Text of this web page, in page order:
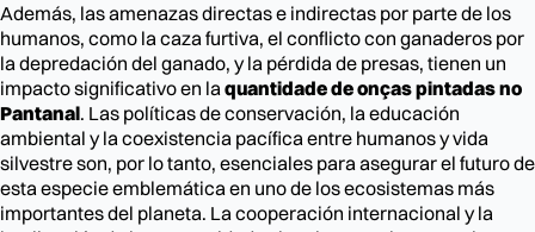
Además, las amenazas directas e indirectas por parte de los
humanos, como la caza furtiva, el conflicto con ganaderos por
la depredación del ganado, y la pérdida de presas, tienen un
impacto significativo en laquantidade de onças pintadas no
Pantanal. Las políticas de conservación, la educación
ambiental y la coexistencia pacífica entre humanos y vida
silvestre son, por lo tanto, esenciales para asegurar el futuro de
esta especie emblemática en uno de los ecosistemas más
importantes del planeta. La cooperación internacional y la